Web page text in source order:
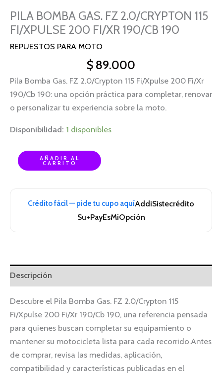
PILA BOMBA GAS. FZ 2.0/CRYPTON 115
FI/XPULSE 200 FI/XR 190/CB 190
REPUESTOS PARA MOTO
$ 89.000
Pila Bomba Gas. FZ 2.0/Crypton 115 Fi/Xpulse 200 Fi/Xr
190/Cb 190: una opción práctica para completar, renovar
o personalizar tu experiencia sobre la moto.
Disponibilidad: 1 disponibles
AÑADIR AL
CARRITO
Crédito fácil — pide tu cupo aquíAddiSistecrédito
Su+PayEsMiOpción
Descripción
Descubre el Pila Bomba Gas. FZ 2.0/Crypton 115
Fi/Xpulse 200 Fi/Xr 190/Cb 190, una referencia pensada
para quienes buscan completar su equipamiento o
mantener su motocicleta lista para cada recorrido.Antes
de comprar, revisa las medidas, aplicación,
compatibilidad y características publicadas en el